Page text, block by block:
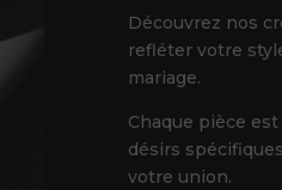
Découvrez nos
refléter votre
mariage.
Chaque pièce
désirs
votre union.